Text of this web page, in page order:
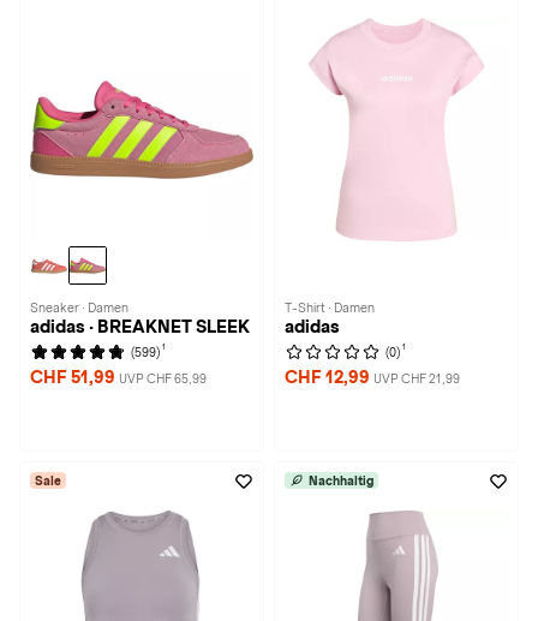
Sneaker · Damen
adidas · BREAKNET SLEEK
(599) 1
CHF 51,99 UVP CHF 65,99
T-Shirt · Damen
adidas
(0) 1
CHF 12,99 UVP CHF 21,99
Sale Nachhaltig